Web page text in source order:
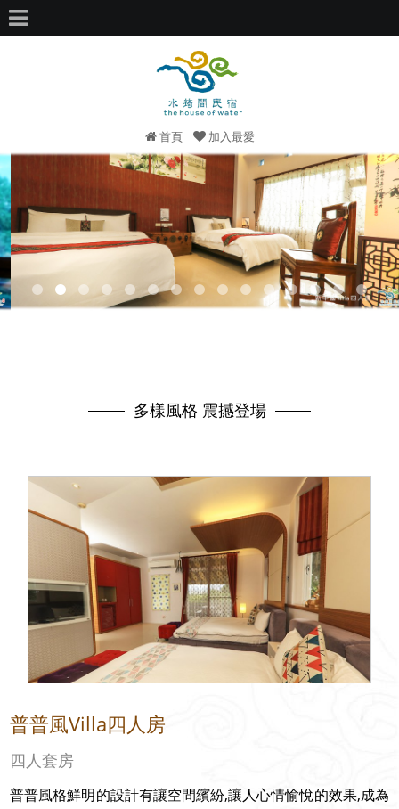
首頁 加入最愛
多樣風格 震撼登場
普普風Villa四人房
四人套房
普普風格鮮明的設計有讓空間繽紛,讓人心情愉悅的效果,成為